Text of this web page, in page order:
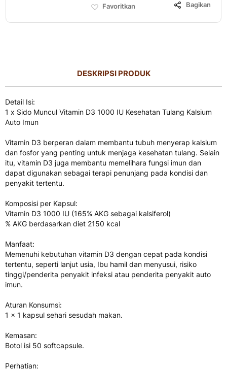
Bagikan
Favoritkan
DESKRIPSI PRODUK
Detail Isi:
1 x Sido Muncul Vitamin D3 1000 IU Kesehatan Tulang Kalsium
Auto Imun
Vitamin D3 berperan dalam membantu tubuh menyerap kalsium
dan fosfor yang penting untuk menjaga kesehatan tulang. Selain
itu, vitamin D3 juga membantu memelihara fungsi imun dan
dapat digunakan sebagai terapi penunjang pada kondisi dan
penyakit tertentu.
Komposisi per Kapsul:
Vitamin D3 1000 IU (165% AKG sebagai kalsiferol)
% AKG berdasarkan diet 2150 kcal
Manfaat:
Memenuhi kebutuhan vitamin D3 dengan cepat pada kondisi
tertentu, seperti lanjut usia, Ibu hamil dan menyusui, risiko
tinggi/penderita penyakit infeksi atau penderita penyakit auto
imun.
Aturan Konsumsi:
1 x 1 kapsul sehari sesudah makan.
Kemasan:
Botol isi 50 softcapsule.
Perhatian: